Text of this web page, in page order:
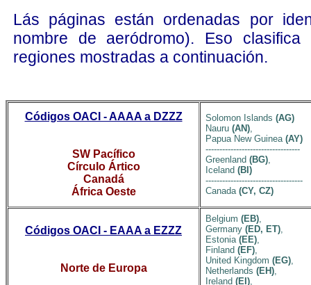
Lás páginas están ordenadas por
nombre de aeródromo). Eso
regiones mostradas a continuación.
Códigos OACI - AAAA a DZZZ
SW Pacífico
Círculo Ártico
Canadá
África Oeste
Solomon Islands (AG)
Nauru (AN),
Papua New Guinea (AY)
----------------------------------
Greenland (BG),
Iceland (BI)
-----------------------------------
Canada (CY, CZ)
Códigos OACI - EAAA a EZZZ
Norte de Europa
Belgium (EB),
Germany (ED, ET),
Estonia (EE),
Finland (EF),
United Kingdom (EG),
Netherlands (EH),
Ireland (EI),